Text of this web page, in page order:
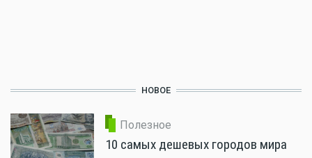
НОВОЕ
Полезное
10 самых дешевых городов мира